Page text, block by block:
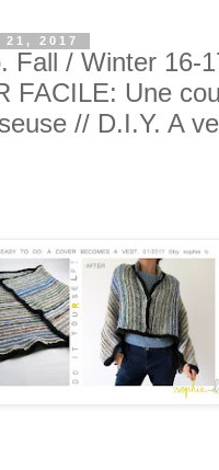
2017
Fall / Winter 16-
FACILE: Une
// D.I.Y. A